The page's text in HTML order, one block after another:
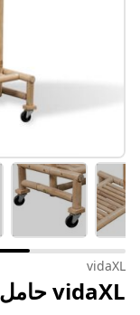
vidaXL
vidaXL حامل ملابس خيزران